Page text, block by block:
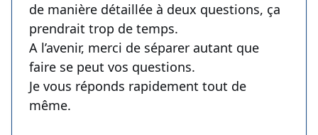
de manière détaillée à deux questions, ça
prendrait trop de temps.
A l’avenir, merci de séparer autant que
faire se peut vos questions.
Je vous réponds rapidement tout de
même.